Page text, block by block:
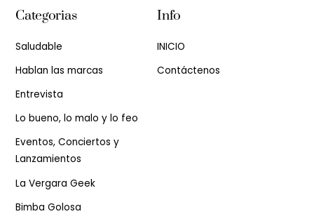
Categorias
Saludable
Hablan las marcas
Entrevista
Lo bueno, lo malo y lo feo
Eventos, Conciertos y
Lanzamientos
La Vergara Geek
Bimba Golosa
Info
INICIO
Contáctenos